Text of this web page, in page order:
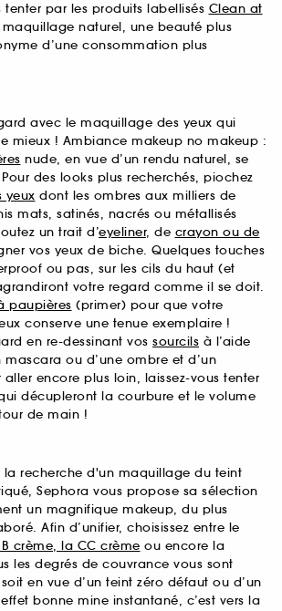
tenter par les produits labellisés Clean at
naturel, une beauté plus
d’une consommation plus
avec le maquillage des yeux qui
mieux ! Ambiance makeup no makeup :
nude, en vue d’un rendu naturel, se
des looks plus recherchés, piochez
yeux dont les ombres aux milliers de
mats, satinés, nacrés ou métallisés
un trait d’eyeliner, de crayon ou de
vos yeux de biche. Quelques touches
ou pas, sur les cils du haut (et
votre regard comme il se doit.
paupières (primer) pour que votre
conserve une tenue exemplaire !
en re-dessinant vos sourcils à l’aide
mascara ou d’une ombre et d’un
encore plus loin, laissez-vous tenter
décupleront la courbure et le volume
de main !
la recherche d'un maquillage du teint
Sephora vous propose sa sélection
un magnifique makeup, du plus
Afin d’unifier, choisissez entre le
crème, la CC crème ou encore la
les degrés de couvrance vous sont
en vue d’un teint zéro défaut ou d’un
bonne mine instantané, c’est vers la